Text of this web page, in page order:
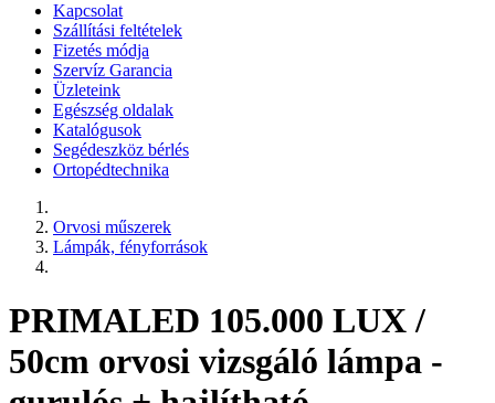
Kapcsolat
Szállítási feltételek
Fizetés módja
Szervíz Garancia
Üzleteink
Egészség oldalak
Katalógusok
Segédeszköz bérlés
Ortopédtechnika
Orvosi műszerek
Lámpák, fényforrások
PRIMALED 105.000 LUX /
50cm orvosi vizsgáló lámpa -